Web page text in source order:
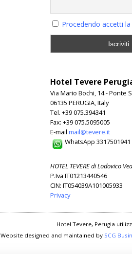
Procedendo accetti
Hotel Tevere
Via Mario Bochi, 14 - Ponte
06135 PERUGIA, Italy
Tel. +39 075.394341
Fax: +39 075.5095005
E-mail mail@tevere.it
WhatsApp 3317501941
HOTEL TEVERE di Lodovico
P.Iva IT01213440546
CIN: IT054039A101005933
Privacy
Hotel Tevere, Perugia
Website designed and maintained by SCG